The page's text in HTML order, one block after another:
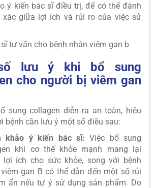
ý kiến bác sĩ điều trị, để có thể đánh
xác giữa lợi ích và rủi ro của việc sử
lưu ý khi bổ sung
cho người bị viêm gan
sung collagen diễn ra an toàn, hiệu
bệnh cần lưu ý một số điều sau:
khảo ý kiến bác sĩ: Việc bổ sung
khi cơ thể khỏe mạnh mang lại
lợi ích cho sức khỏe, song với bệnh
gan B có thể dẫn đến một số rủi
ẩn nếu tự ý sử dụng sản phẩm. Do